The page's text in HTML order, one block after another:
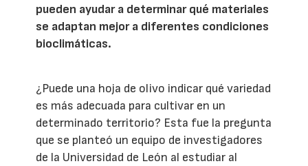
pueden ayudar a determinar qué materiales
se adaptan mejor a diferentes condiciones
bioclimáticas.
¿Puede una hoja de olivo indicar qué variedad
es más adecuada para cultivar en un
determinado territorio? Esta fue la pregunta
que se planteó un equipo de investigadores
de la Universidad de León al estudiar al